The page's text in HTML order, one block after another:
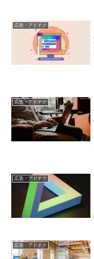
広告・アドテク
広告・アドテク
広告・アドテク
広告・アドテク